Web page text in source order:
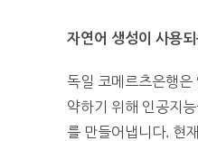
자연어 생성이 사용
독일 코메르츠은행은
약하기 위해 인공지
를 만들어냅니다. 현